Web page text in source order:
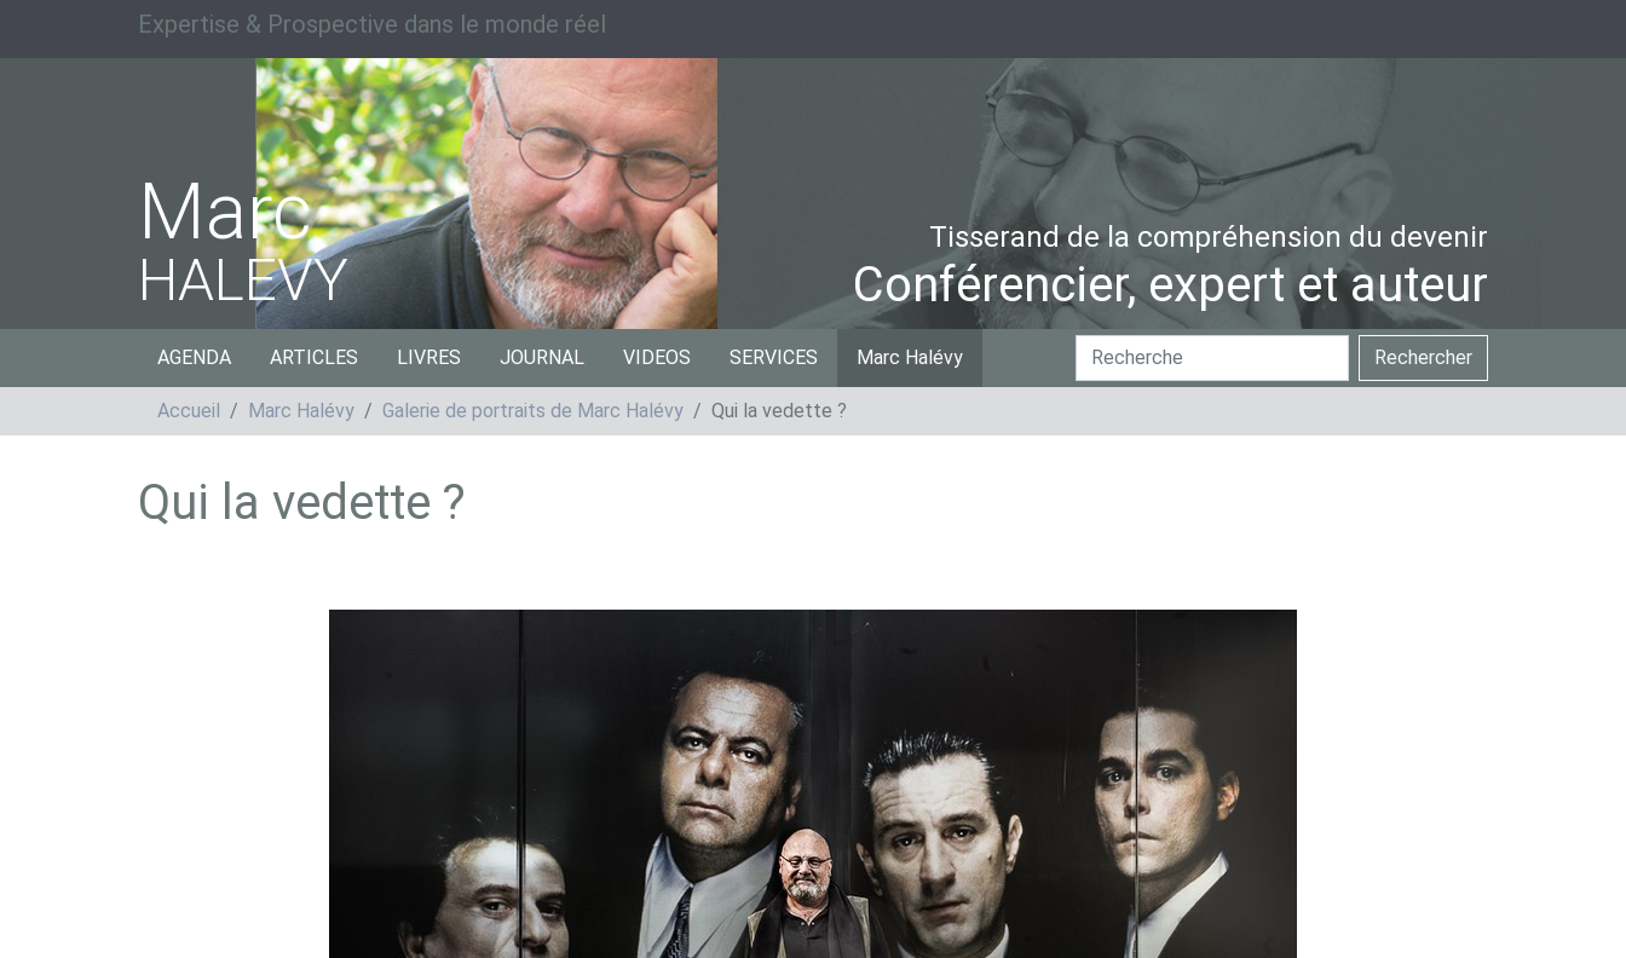
Expertise & Prospective dans le monde réel
Marc
HALEVY
Tisserand de la compréhension du devenir
Conférencier, expert et auteur
AGENDA ARTICLES LIVRES JOURNAL VIDEOS SERVICES Marc Halévy
Chercher
par
Rechercher
Recherche
avancée…
Accueil
Marc Halévy Galerie de portraits de Marc Halévy Qui la vedette ?
Qui la vedette ?